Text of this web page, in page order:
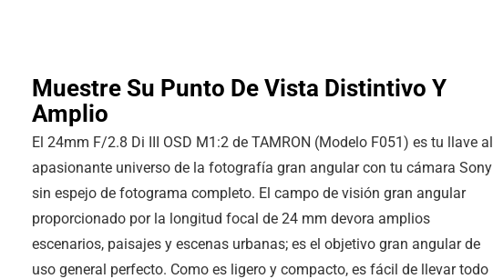
Muestre Su Punto De Vista Distintivo Y
Amplio
El 24mm F/2.8 Di III OSD M1:2 de TAMRON (Modelo F051) es tu llave al
apasionante universo de la fotografía gran angular con tu cámara Sony
sin espejo de fotograma completo. El campo de visión gran angular
proporcionado por la longitud focal de 24 mm devora amplios
escenarios, paisajes y escenas urbanas; es el objetivo gran angular de
uso general perfecto. Como es ligero y compacto, es fácil de llevar todo